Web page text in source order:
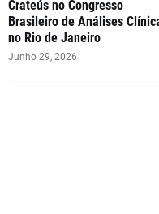
Crateús no Congresso
Brasileiro de Análises
no Rio de Janeiro
Junho 29, 2026